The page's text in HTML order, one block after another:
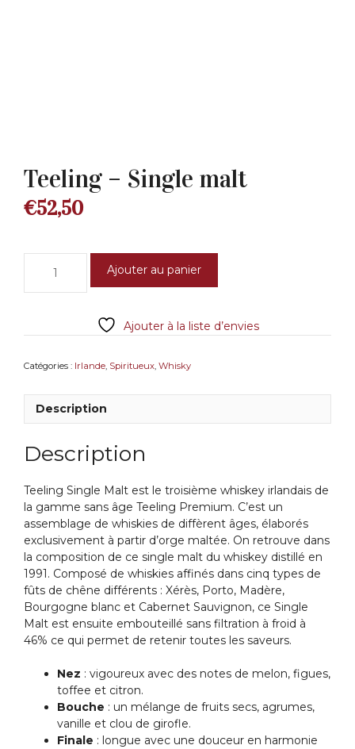
Teeling – Single malt
€52,50
Teeling
Ajouter au panier
Ajouter à la liste d’envies
Catégories : Irlande, Spiritueux, Whisky
Description
Description
Teeling Single Malt est le troisième whiskey irlandais de
la gamme sans âge Teeling Premium. C’est un
assemblage de whiskies de diffèrent âges, élaborés
exclusivement à partir d’orge maltée. On retrouve dans
la composition de ce single malt du whiskey distillé en
1991. Composé de whiskies affinés dans cinq types de
fûts de chêne différents : Xérès, Porto, Madère,
Bourgogne blanc et Cabernet Sauvignon, ce Single
Malt est ensuite embouteillé sans filtration à froid à
46% ce qui permet de retenir toutes les saveurs.
Nez : vigoureux avec des notes de melon, figues,
toffee et citron.
Bouche : un mélange de fruits secs, agrumes,
vanille et clou de girofle.
Finale : longue avec une douceur en harmonie